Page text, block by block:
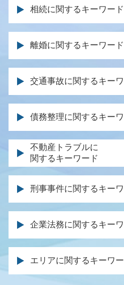
相続に関するキーワード
分割 協議
死亡 保険金 相続
相続 期限
遺産分割調停 代理人 家族
遺言 相談
遺言執行者 遺産分割協議
遺産分割 まとまらない
遺留分 請求
相続 やり直し
遺言 遺留分
相続人 弁護士
遺産分割 不動産
相続財産 調査
遺留分 侵害
離婚に関するキーワード
親権 とは
離婚 調停 不成立
離婚協議書 効力
離婚裁判 長期化
養育費 取り決め
円満 調停
離婚調停 応じない
公正証書 親権
離婚調停 慰謝料
離婚協議書 書き方
財産分与 裁判
離婚届 協議離婚
交通事故に関するキー
事故 保険会社 交渉
後遺症 逸失利益
休業損害 とは
逸失利益 計算
事故 診断書 保険会社
被害者 請求期間
事故 入院費用
交通事故 休業損害 計算
後遺障害 申請 必要書類
自賠責 保険 等級
債務整理に関するキー
時効 債務
免責 破産
債務 種類
同時廃止 流れ
弁護士 ブラックリスト
自己破産 受任通知
自己破産 損害賠償
債務整理 メリットとデメリ
不動産トラブルに
関するキーワード
土地 トラブル 相談
家賃 滞納延滞金
賃貸住宅 トラブル
不動産 退去 トラブル
不動産 仲介業者 トラブル
建物 明け渡し 訴訟
刑事事件に関するキー
被害届 取り下げ 釈放
公判請求 起訴
示談 被害届
示談 刑事事件
条例違反 犯罪
企業法務に関するキー
企業法務 法律事務所
債権回収 訴訟
エリアに関するキーワ